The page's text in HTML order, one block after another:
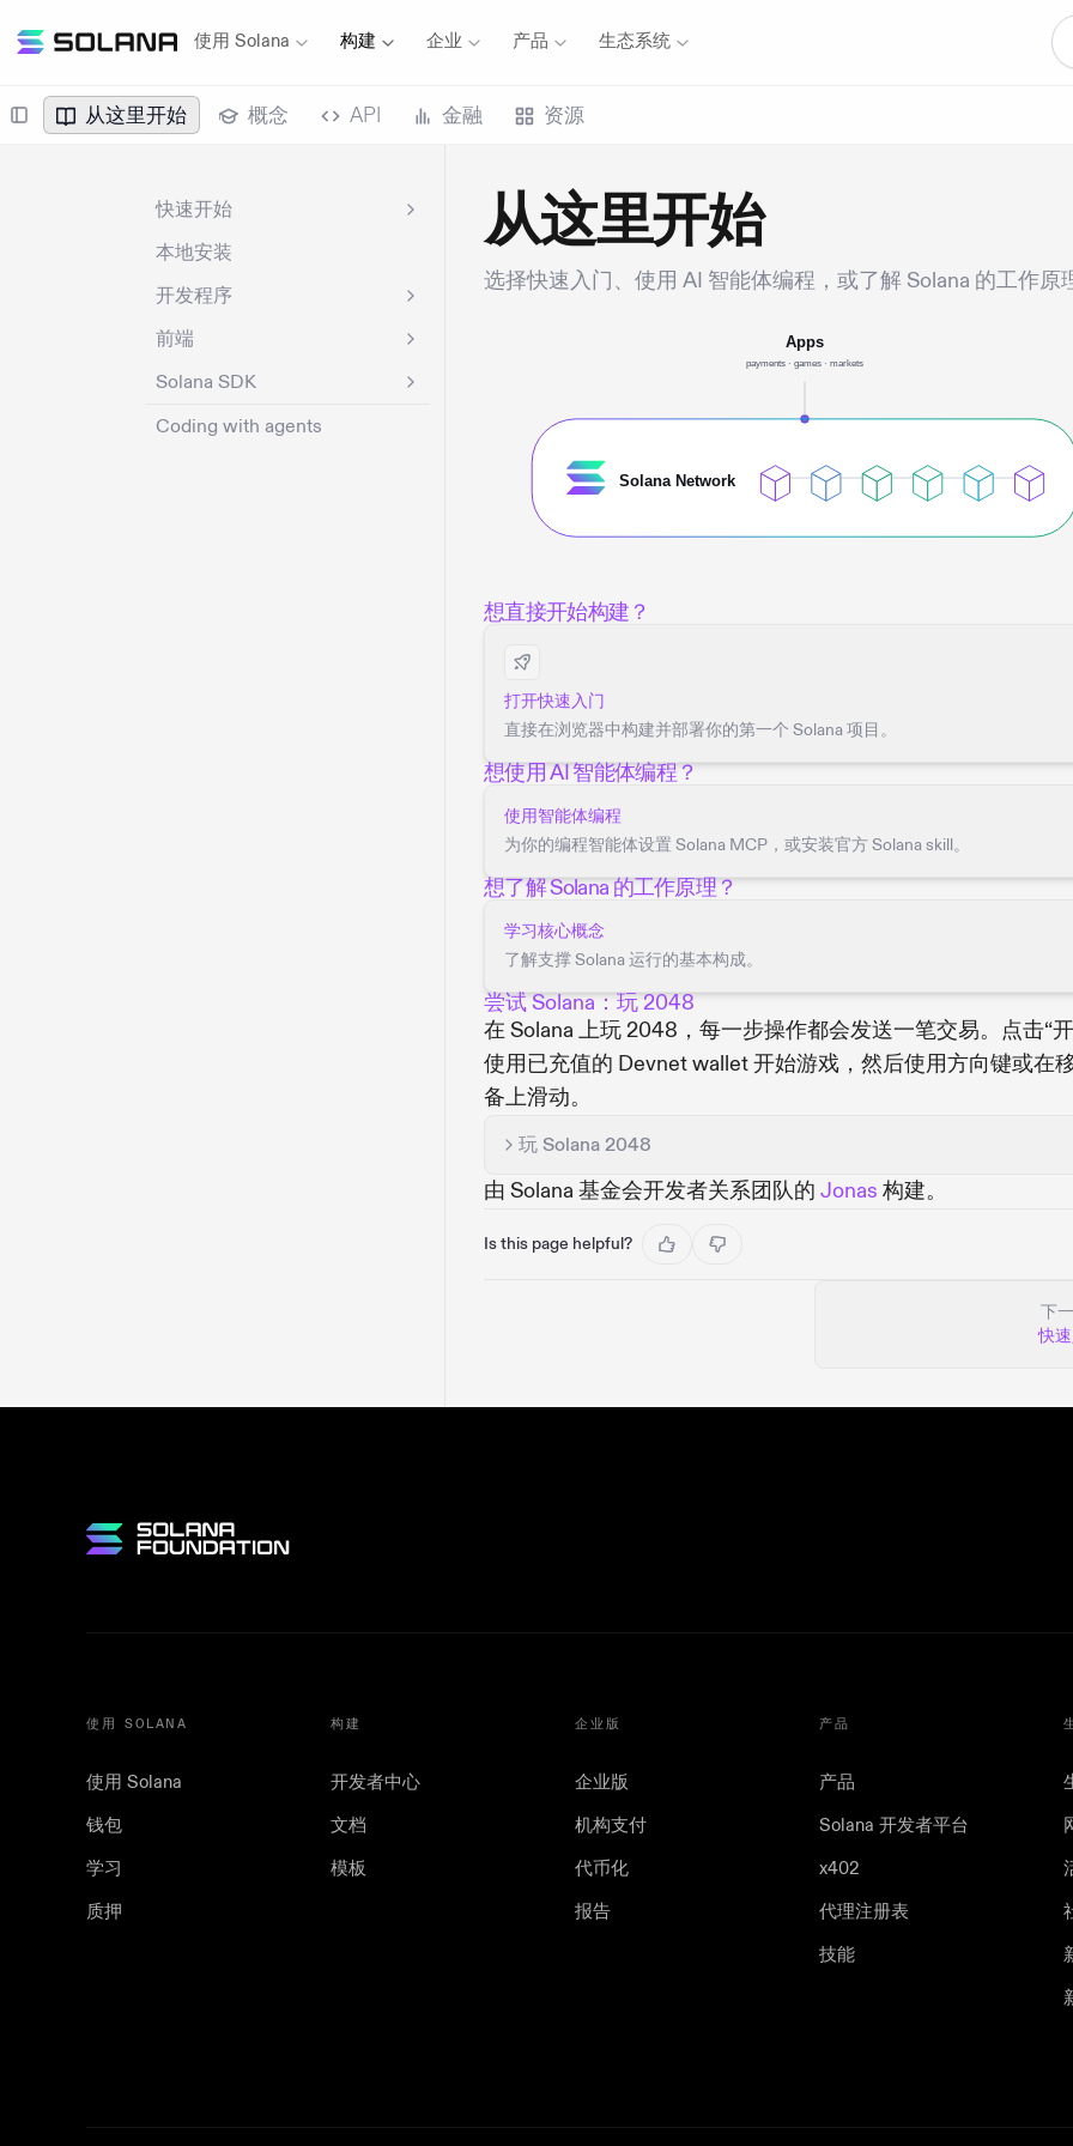
使用 Solana 构建 企业 产品 生态系统
从这里开始 概念 API 金融 资源
快速开始
本地安装
开发程序
前端
Solana SDK
Coding with agents
从这里开始
选择快速入门、使用 AI 智能体编程，或了解 Solana 的工作原
想直接开始构建？
打开快速入门
直接在浏览器中构建并部署你的第一个 Solana 项目。
想使用 AI 智能体编程？
使用智能体编程
为你的编程智能体设置 Solana MCP，或安装官方 Solana skill。
想了解 Solana 的工作原理？
学习核心概念
了解支撑 Solana 运行的基本构成。
尝试 Solana：玩 2048
在 Solana 上玩 2048，每一步操作都会发送一笔交易。点击“开
使用已充值的 Devnet wallet 开始游戏，然后使用方向键或在
备上滑动。
玩 Solana 2048
由 Solana 基金会开发者关系团队的 Jonas 构建。
Is this page helpful?
下
快
使用 SOLANA
使用 Solana
钱包
学习
质押
构建
开发者中心
文档
模板
企业版
企业版
机构支付
代币化
报告
产品
产品
Solana 开发者平台
x402
代理注册表
技能